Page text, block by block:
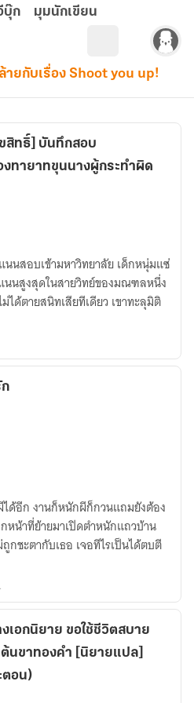
บุ๊ก มุมนักเขียน
ายกับเรื่อง Shoot you up!
สิทธิ์] บันทึกสอบ
งทายาทขุนนางผู้กระทำผิด
นสอบเข้ามหาวิทยาลัย เด็กหนุ่มแซ่
นนสูงสุดในสายวิทย์ของมณฑลหนึ่ง
ด้ตายสนิทเสียทีเดียว เขาทะลุมิติ
ได้อีก งานก็หนักผีก็กวนแถมยังต้อง
หน้าที่ย้ายมาเปิดตำหนักแถวบ้าน
กชะตากับเธอ เจอทีไรเป็นได้ตบตี
เอกนิยาย ขอใช้ชีวิตสบาย
ต้นขาทองคำ [นิยายแปล]
ตอน)